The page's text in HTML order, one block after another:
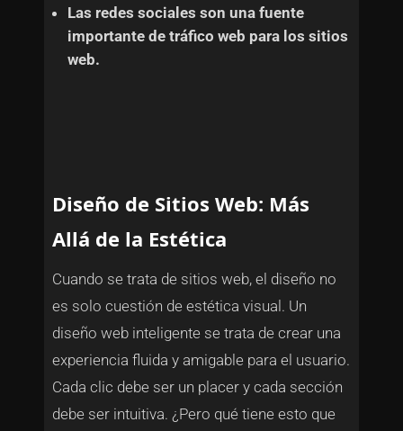
Las redes sociales son una fuente
importante de tráfico web para los sitios
web.
Diseño de Sitios Web: Más
Allá de la Estética
Cuando se trata de sitios web, el diseño no
es solo cuestión de estética visual. Un
diseño web inteligente se trata de crear una
experiencia fluida y amigable para el usuario.
Cada clic debe ser un placer y cada sección
debe ser intuitiva. ¿Pero qué tiene esto que